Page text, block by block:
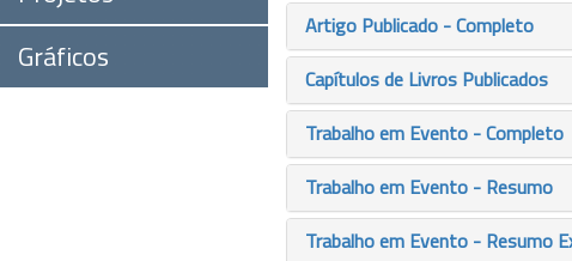
Gráficos
Artigo Publicado - Completo
Capítulos de Livros Publicados
Trabalho em Evento - Completo
Trabalho em Evento - Resumo
Trabalho em Evento - Resumo